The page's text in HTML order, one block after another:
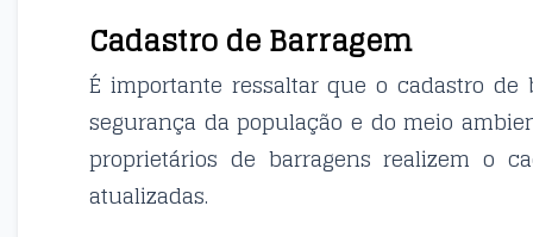
Cadastro de Barragem
É importante ressaltar que o cadastro
segurança da população e do meio
proprietários de barragens realizem o
atualizadas.